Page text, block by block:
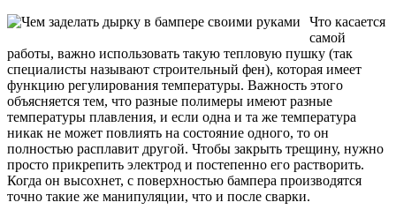
Что касается
самой
работы, важно использовать такую ​​тепловую пушку (так
специалисты называют строительный фен), которая имеет
функцию регулирования температуры. Важность этого
объясняется тем, что разные полимеры имеют разные
температуры плавления, и если одна и та же температура
никак не может повлиять на состояние одного, то он
полностью расплавит другой. Чтобы закрыть трещину, нужно
просто прикрепить электрод и постепенно его растворить.
Когда он высохнет, с поверхностью бампера производятся
точно такие же манипуляции, что и после сварки.